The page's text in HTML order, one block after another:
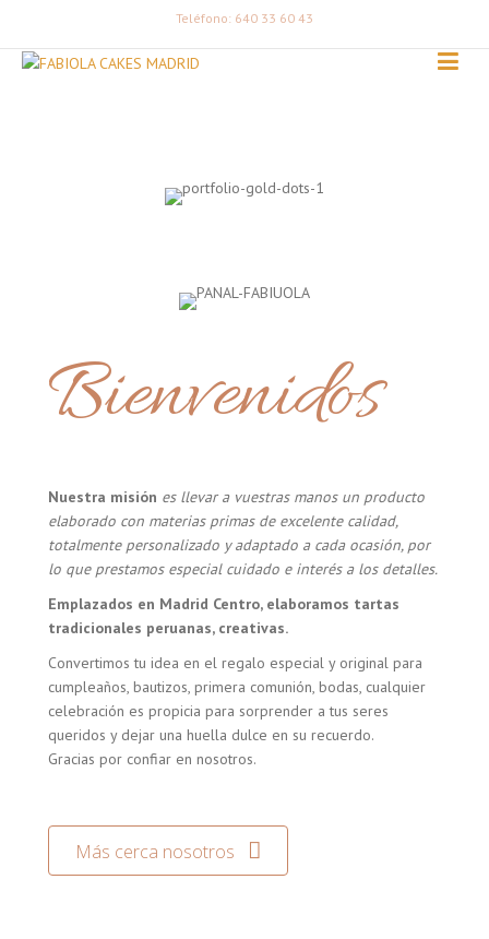
Teléfono: 640 33 60 43
Bienvenidos
Nuestra misión es llevar a vuestras manos un producto
elaborado con materias primas de excelente calidad,
totalmente personalizado y adaptado a cada ocasión, por
lo que prestamos especial cuidado e interés a los detalles.
Emplazados en Madrid Centro, elaboramos tartas
tradicionales peruanas, creativas.
Convertimos tu idea en el regalo especial y original para
cumpleaños, bautizos, primera comunión, bodas, cualquier
celebración es propicia para sorprender a tus seres
queridos y dejar una huella dulce en su recuerdo.
Gracias por confiar en nosotros.
Más cerca nosotros